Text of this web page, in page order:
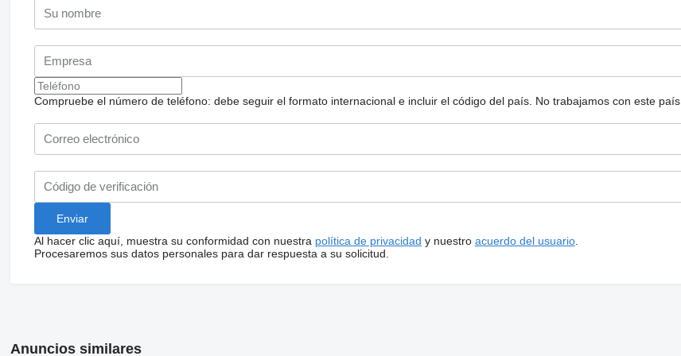
Compruebe el número de teléfono: debe seguir el formato internacional e incluir el código del país. No trabajamos con este país
Al hacer clic aquí, muestra su conformidad con nuestra política de privacidad y nuestro acuerdo del usuario.
Procesaremos sus datos personales para dar respuesta a su solicitud.
Anuncios similares